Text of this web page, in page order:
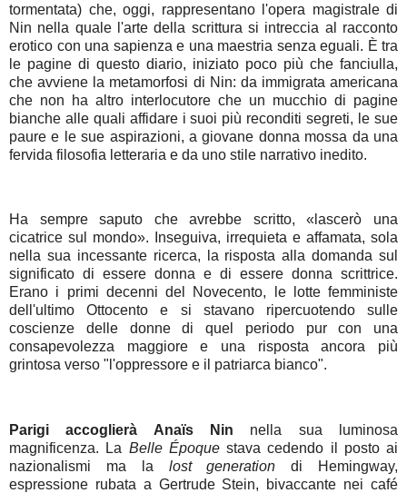
tormentata) che, oggi, rappresentano l'opera magistrale di
Nin nella quale l'arte della scrittura si intreccia al racconto
erotico con una sapienza e una maestria senza eguali. È tra
le pagine di questo diario, iniziato poco più che fanciulla,
che avviene la metamorfosi di Nin: da immigrata americana
che non ha altro interlocutore che un mucchio di pagine
bianche alle quali affidare i suoi più reconditi segreti, le sue
paure e le sue aspirazioni, a giovane donna mossa da una
fervida filosofia letteraria e da uno stile narrativo inedito.
Ha sempre saputo che avrebbe scritto, «lascerò una
cicatrice sul mondo». Inseguiva, irrequieta e affamata, sola
nella sua incessante ricerca, la risposta alla domanda sul
significato di essere donna e di essere donna scrittrice.
Erano i primi decenni del Novecento, le lotte femministe
dell'ultimo Ottocento e si stavano ripercuotendo sulle
coscienze delle donne di quel periodo pur con una
consapevolezza maggiore e una risposta ancora più
grintosa verso "l'oppressore e il patriarca bianco".
Parigi accoglierà Anaïs Nin nella sua luminosa
magnificenza. La Belle Époquestava cedendo il posto ai
nazionalismi ma la lost generation di Hemingway,
espressione rubata a Gertrude Stein, bivaccante nei café